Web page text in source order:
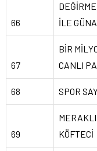
66
İLE
67
BİR
CANLI
68 SPOR
69
MERAKLI
KÖFTECİ